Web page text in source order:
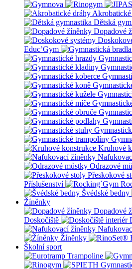
Dětská
Dopadové
Educ’Gym
Kruhové
Odrazové
Přeskokové
Příslušenství
Švédské bedny
Žíněnky
Dopadové
Doskočiště
Žíněnky
Školní sport